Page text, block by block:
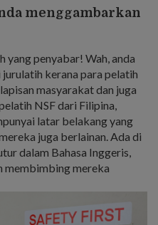
menggambarkan
yang penyabar! Wah, anda
kerana para pelatih
masyarakat dan juga
NSF dari Filipina,
latar belakang yang
juga berlainan. Ada di
dalam Bahasa Inggeris,
membimbing mereka